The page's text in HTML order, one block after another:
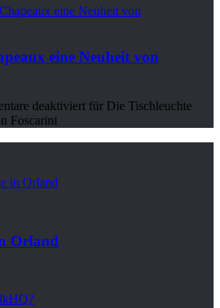
eine Neuheit von
deaktiviert für Die Tischleuchte
Foscarini
Orland